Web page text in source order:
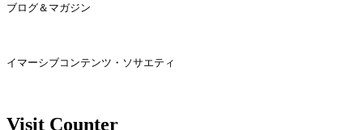
ブログ＆マガジン
イマーシブコンテンツ・ソサエティ
Visit Counter